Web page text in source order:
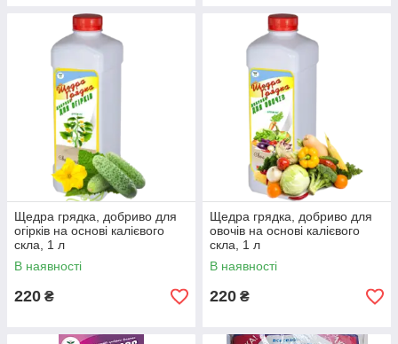
Щедра грядка, добриво для
огірків на основі калієвого
скла, 1 л
В наявності
220 ₴
Щедра грядка, добриво для
овочів на основі калієвого
скла, 1 л
В наявності
220 ₴